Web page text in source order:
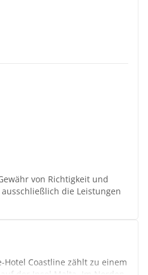
von Richtigkeit und
die Leistungen
Hotel Coastline zählt zu einem